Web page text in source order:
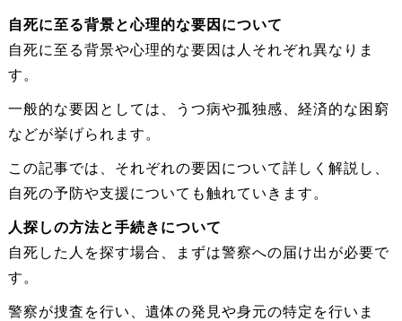
自死に至る背景と心理的な要因について
自死に至る背景や心理的な要因は人それぞれ異なりま
す。
一般的な要因としては、うつ病や孤独感、経済的な困窮
などが挙げられます。
この記事では、それぞれの要因について詳しく解説し、
自死の予防や支援についても触れていきます。
人探しの方法と手続きについて
自死した人を探す場合、まずは警察への届け出が必要で
す。
警察が捜査を行い、遺体の発見や身元の特定を行いま